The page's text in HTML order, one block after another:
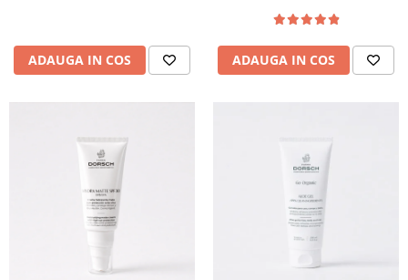
ADAUGA IN COS ADAUGA IN COS